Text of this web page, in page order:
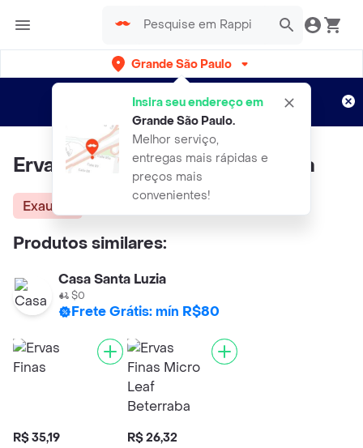
Grande São Paulo
Insira seu endereço em
Grande São Paulo.
Melhor serviço,
entregas mais rápidas e
preços mais
convenientes!
Entregas grátis por 15 dias!
Aplicam T&C
Ervas Finas Micro Leaf Cenoura
Exausta
Produtos similares:
Casa Santa Luzia
$0
Frete Grátis: mín R$80
R$ 35,19 R$ 26,32